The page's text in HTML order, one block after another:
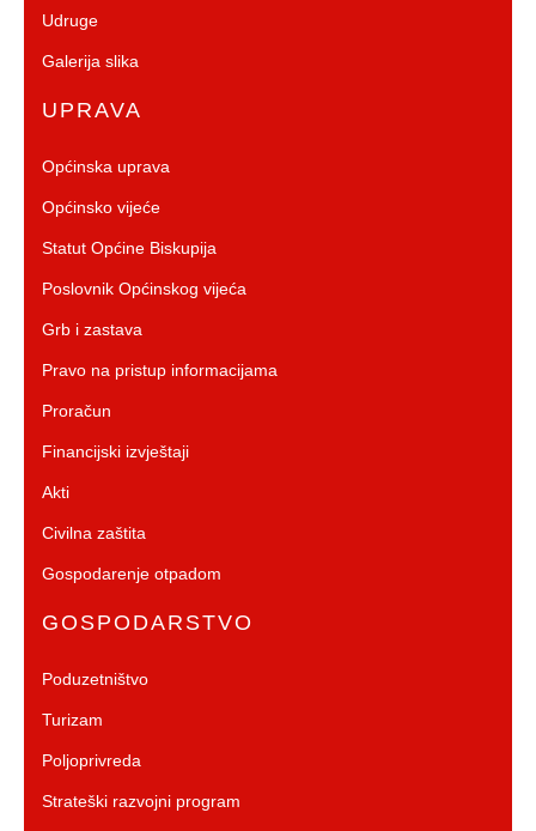
Udruge
Galerija slika
UPRAVA
Općinska uprava
Općinsko vijeće
Statut Općine Biskupija
Poslovnik Općinskog vijeća
Grb i zastava
Pravo na pristup informacijama
Proračun
Financijski izvještaji
Akti
Civilna zaštita
Gospodarenje otpadom
GOSPODARSTVO
Poduzetništvo
Turizam
Poljoprivreda
Strateški razvojni program